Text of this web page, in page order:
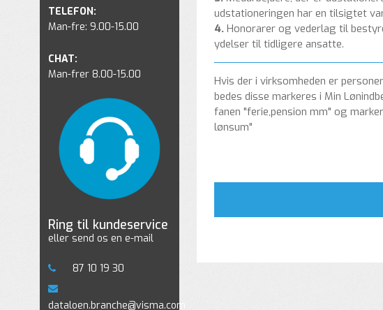
udstationeringen har en tilsigtet
4. Honorarer og vederlag til
ydelser til tidligere ansatte.
Hvis der i virksomheden er
bedes disse markeres i Min
fanen "ferie,pension mm" og
lønsum"
TELEFON:
Man-fre: 9.00-15.00
CHAT:
Man-frer 8.00-15.00
Ring til kundeservice
eller send os en e-mail
87 10 19 30
dataloen.branche@visma.com